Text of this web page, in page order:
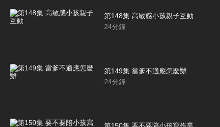
第148集 高敏感小孩親子互動
24分鐘
第149集 當爹不適應怎麼辦
24分鐘